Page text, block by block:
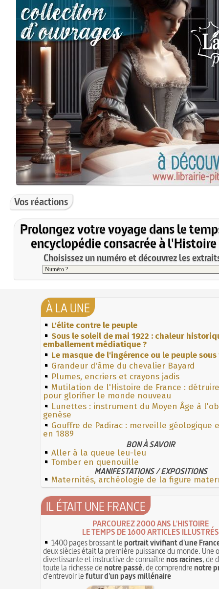
Vos réactions
Prolongez votre voyage dans le
encyclopédie consacrée à l'Histoire
Choisissez un numéro et découvrez les
À LA UNE
L'élite contre le peuple
Sous le soleil de mai 1922 : chaleur
emballement médiatique ?
Le masque de l'ingérence ou le peuple
Grandeur d'âme du chevalier Bayard
Plumes, encriers et crayons jadis
Mutilation de l'Histoire de France :
pour glorifier le monde nouveau
Lunettes : instrument du Moyen Âge à
genèse
Gouffre de Padirac : merveille géologique
en 1889
BON À SAVOIR
Aller à la queue leu-leu
Tomber en quenouille
MANIFESTATIONS / EXPOSITIONS
Maternités, archéologie de la figure
IL ÉTAIT UNE FRANCE
PARCOUREZ 2000 ANS L'HISTOIRE
LE TEMPS DE 1600 ARTICLES ILLUSTRÉS
1400 pages brossant leportrait vivifiant d'une
deux siècles était la première puissance du monde. Une
divertissante et instructive de connaîtrenos racines, de
toute la richesse denotre passé, de comprendrenotre
d'entrevoir lefutur d'un pays millénaire